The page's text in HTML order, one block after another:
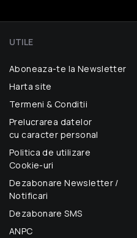
UTILE
Aboneaza-te la Newsletter
Harta site
Termeni & Conditii
Prelucrarea datelor
cu caracter personal
Politica de utilizare
Cookie-uri
Dezabonare Newsletter /
Notificari
Dezabonare SMS
ANPC